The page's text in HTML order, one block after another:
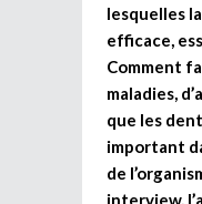
lesquelles
efficace,
Comment
maladies,
que les
important
de
interview,